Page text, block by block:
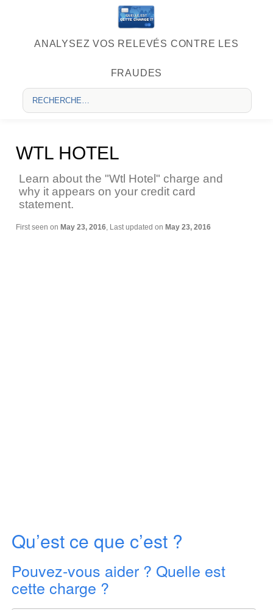
ANALYSEZ VOS RELEVÉS CONTRE LES
FRAUDES
WTL HOTEL
Learn about the "Wtl Hotel" charge and
why it appears on your credit card
statement.
First seen on May 23, 2016, Last updated on May 23, 2016
Qu’est ce que c’est ?
Pouvez-vous aider ? Quelle est
cette charge ?